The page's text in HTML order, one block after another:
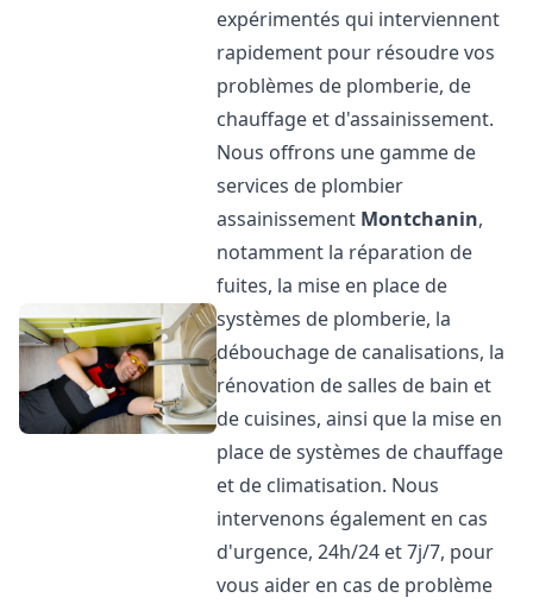
expérimentés qui interviennent
rapidement pour résoudre vos
problèmes de plomberie, de
chauffage et d'assainissement.
Nous offrons une gamme de
services de plombier
assainissement Montchanin,
notamment la réparation de
fuites, la mise en place de
systèmes de plomberie, la
débouchage de canalisations, la
rénovation de salles de bain et
de cuisines, ainsi que la mise en
place de systèmes de chauffage
et de climatisation. Nous
intervenons également en cas
d'urgence, 24h/24 et 7j/7, pour
vous aider en cas de problème